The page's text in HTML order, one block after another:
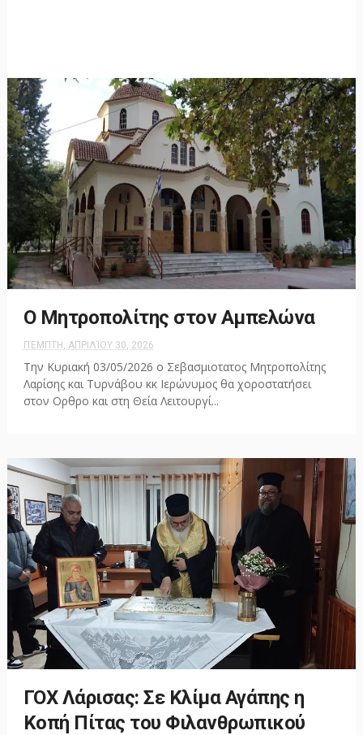
Ο Μητροπολίτης στον Αμπελώνα
ΠΈΜΠΤΗ, ΑΠΡΙΛΊΟΥ 30, 2026
Την Κυριακή 03/05/2026 ο Σεβασμιοτατος Μητροπολίτης
Λαρίσης και Τυρνάβου κκ Ιερώνυμος θα χοροστατήσει
στον Ορθρο και στη Θεία Λειτουργί...
ΓΟΧ Λάρισας: Σε Κλίμα Αγάπης η
Κοπή Πίτας του Φιλανθρωπικού